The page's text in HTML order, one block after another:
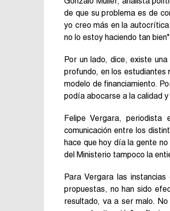
de que su problema es de
yo creo más en la
no lo estoy haciendo tan
Por un lado, dice, existe
profundo, en los
modelo de financiamiento.
podía abocarse a la calidad
Felipe Vergara,
comunicación entre los
hace que hoy día la gente
del Ministerio tampoco la
Para Vergara las
propuestas, no han sido
resultado, va a ser malo.